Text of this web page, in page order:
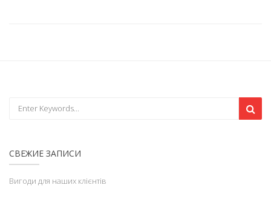
СВЕЖИЕ ЗАПИСИ
Вигоди для наших клієнтів